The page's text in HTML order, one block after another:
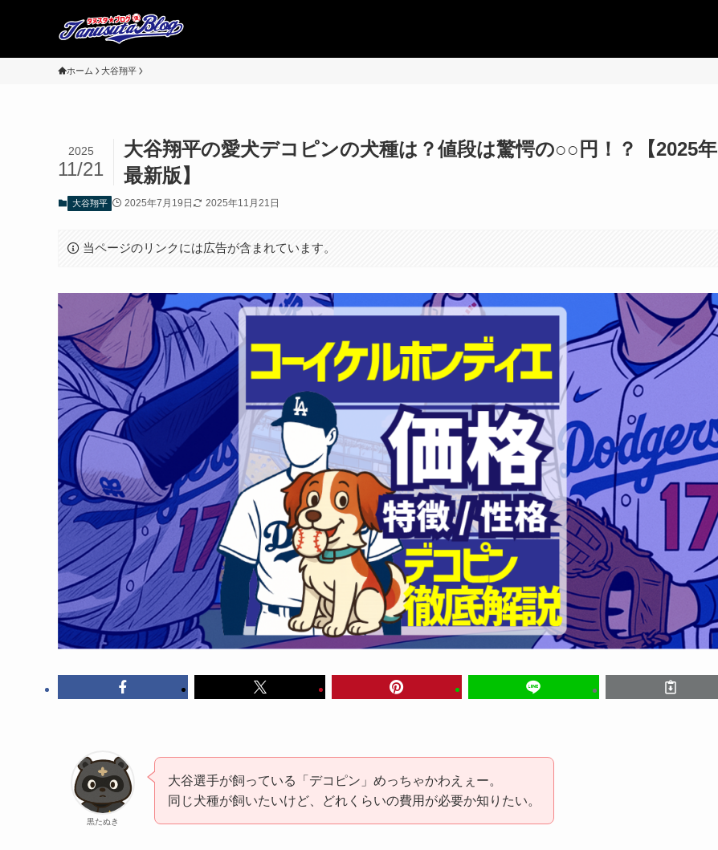
ホーム 大谷翔平
大谷翔平の愛犬デコピンの犬種は？値段は驚愕の○○円！？【2025年
最新版】
2025
11/21
大谷翔平 2025年7月19日 2025年11月21日
当ページのリンクには広告が含まれています。
黒たぬき
大谷選手が飼っている「デコピン」めっちゃかわえぇー。
同じ犬種が飼いたいけど、どれくらいの費用が必要か知りたい。